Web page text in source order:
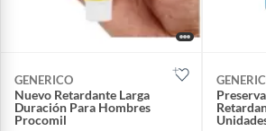
GENERICO
Nuevo Retardante Larga
Duración Para Hombres
Procomil